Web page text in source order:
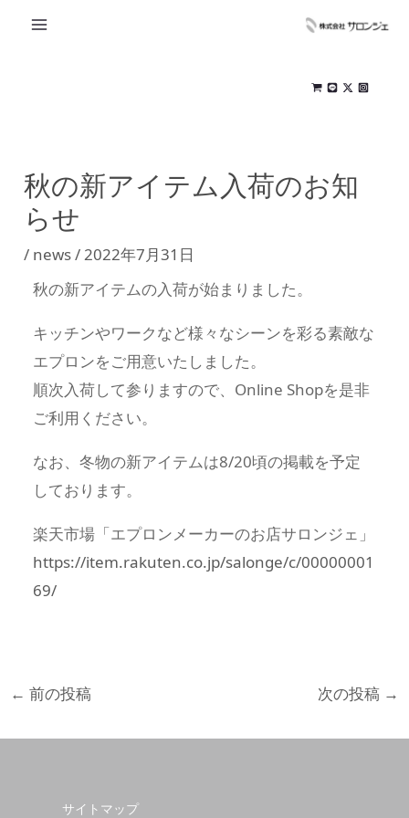
MAIN
秋の新アイテム入荷のお知
らせ
/ news/2022年7月31日
秋の新アイテムの入荷が始まりました。
キッチンやワークなど様々なシーンを彩る素敵な
エプロンをご用意いたしました。
順次入荷して参りますので、Online Shopを是非
ご利用ください。
なお、冬物の新アイテムは8/20頃の掲載を予定
しております。
楽天市場「エプロンメーカーのお店サロンジェ」
https://item.rakuten.co.jp/salonge/c/00000001
69/
← 前の投稿 次の投稿 →
サイトマップ